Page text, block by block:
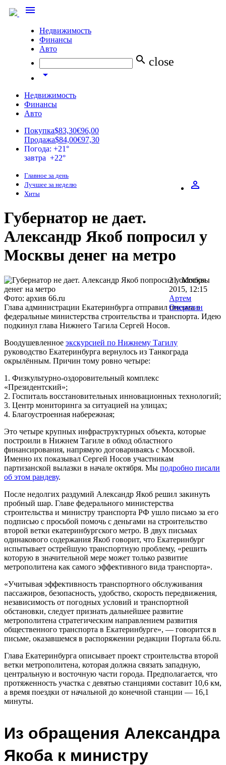
menu
Недвижимость
Финансы
Авто
search close
arrow_drop_down
Недвижимость
Финансы
Авто
Покупка$83,30€96,00
Продажа$84,00€97,30
Погода: +21°
завтра +22°
perm_identity
Главное за день
Лучшее за неделю
Хиты
Губернатор не дает.
Александр Якоб попросил у
Москвы денег на метро
21 октября
2015, 12:15
Артем
Очеретин
Фото: архив 66.ru
Глава администрации Екатеринбурга отправил письма в
федеральные министерства строительства и транспорта. Идею
подкинул глава Нижнего Тагила Сергей Носов.
Воодушевленное экскурсией по Нижнему Тагилу
руководство Екатеринбурга вернулось из Танкограда
окрылённым. Причин тому ровно четыре:
1. Физкультурно-оздоровительный комплекс
«Президентский»;
2. Госпиталь восстановительных инновационных технологий;
3. Центр мониторинга за ситуацией на улицах;
4. Благоустроенная набережная;
Это четыре крупных инфраструктурных объекта, которые
построили в Нижнем Тагиле в обход областного
финансирования, напрямую договариваясь с Москвой.
Именно их показывал Сергей Носов участникам
партизанской вылазки в начале октября. Мы подробно писали
об этом рандеву.
После недолгих раздумий Александр Якоб решил закинуть
пробный шар. Главе федерального министерства
строительства и министру транспорта РФ ушло письмо за его
подписью с просьбой помочь с деньгами на строительство
второй ветки екатеринбургского метро. В двух письмах
одинакового содержания Якоб говорит, что Екатеринбург
испытывает острейшую транспортную проблему, «решить
которую в значительной мере может только развитие
метрополитена как самого эффективного вида транспорта».
«Учитывая эффективность транспортного обслуживания
пассажиров, безопасность, удобство, скорость передвижения,
независимость от погодных условий и транспортной
обстановки, следует признать дальнейшее развитие
метрополитена стратегическим направлением развития
общественного транспорта в Екатеринбурге», — говорится в
письме, оказавшемся в распоряжении редакции Портала 66.ru.
Глава Екатеринбурга описывает проект строительства второй
ветки метрополитена, которая должна связать западную,
центральную и восточную части города. Предполагается, что
протяженность участка с девятью станциями составит 10,6 км,
а время поездки от начальной до конечной станции — 16,1
минуты.
Из обращения Александра
Якоба к министру